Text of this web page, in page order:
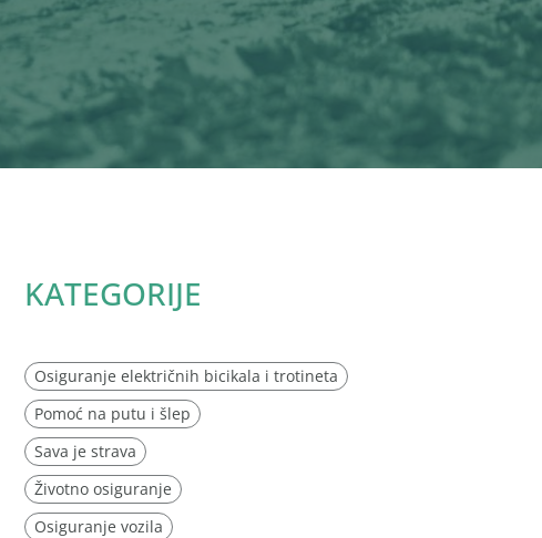
KATEGORIJE
Osiguranje električnih bicikala i trotineta
Pomoć na putu i šlep
Sava je strava
Životno osiguranje
Osiguranje vozila